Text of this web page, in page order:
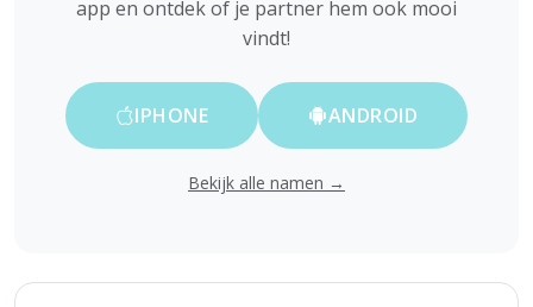
app en ontdek of je partner hem ook mooi
vindt!
IPHONE ANDROID
Bekijk alle namen →